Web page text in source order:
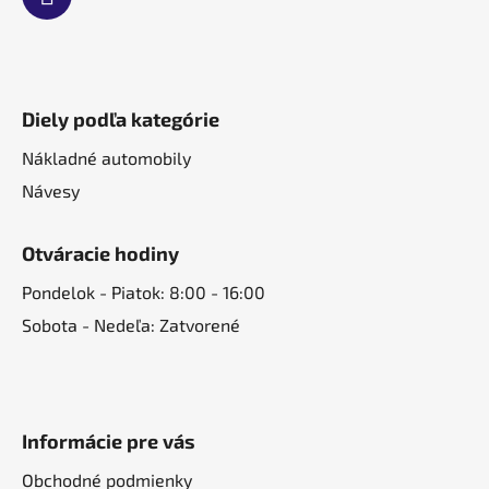
Diely podľa kategórie
Nákladné automobily
Návesy
Otváracie hodiny
Pondelok - Piatok: 8:00 - 16:00
Sobota - Nedeľa: Zatvorené
Informácie pre vás
Obchodné podmienky